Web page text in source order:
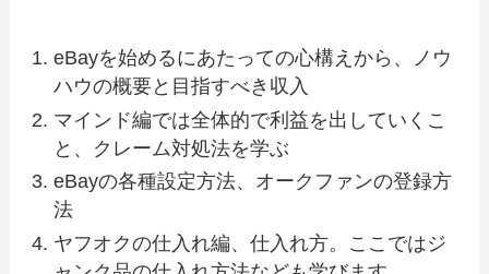
eBayを始めるにあたっての心構えから、ノウ
ハウの概要と目指すべき収入
マインド編では全体的で利益を出していくこ
と、クレーム対処法を学ぶ
eBayの各種設定方法、オークファンの登録方
法
ヤフオクの仕入れ編、仕入れ方。ここではジ